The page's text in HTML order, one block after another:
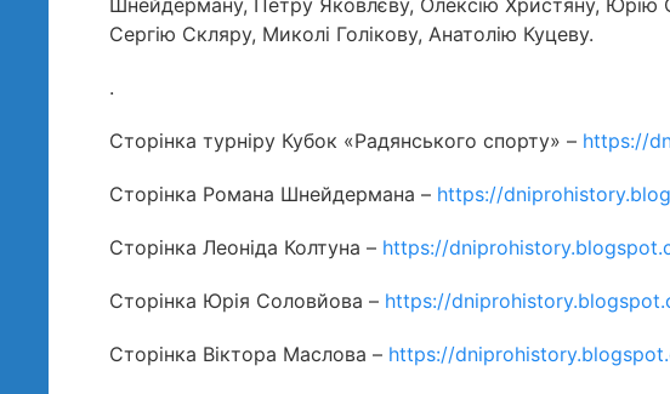
Шнейдерману, Петру Яковлєву, Олексію Христяну, Юрію
Сергію Скляру, Миколі Голікову, Анатолію Куцеву.
.
Сторінка турніру Кубок «Радянського спорту» – https://
Сторінка Романа Шнейдермана – https://
Сторінка Леоніда Колтуна – https://
Сторінка Юрія Соловйова – https://
Сторінка Віктора Маслова – https://